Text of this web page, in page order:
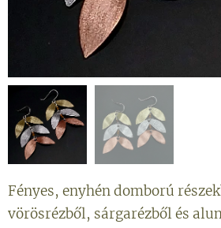
Fényes, enyhén domború
vörösrézből, sárgarézből és